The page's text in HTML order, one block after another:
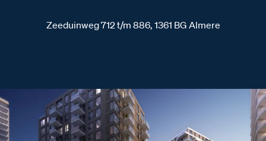
Zeeduinweg 712 t/m 886, 1361 BG Almere